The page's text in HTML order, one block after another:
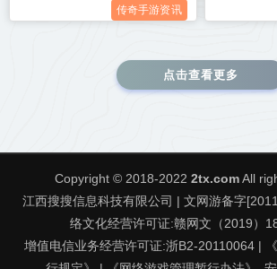
变态传奇世界手机版SF
传奇手游资讯
点击查看更多
Copyright © 2018-2022 2tx.comAll
江西搜搜信息科技有限公司 | 文网游备字
络文化经营许可证:赣网文（2019）
增值电信业务经营许可证:浙B2-20110064 |